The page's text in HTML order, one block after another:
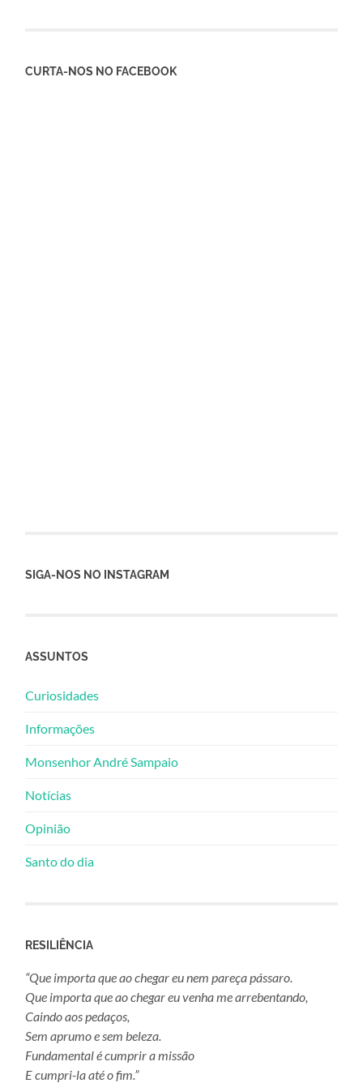
CURTA-NOS NO FACEBOOK
SIGA-NOS NO INSTAGRAM
ASSUNTOS
Curiosidades
Informações
Monsenhor André Sampaio
Notícias
Opinião
Santo do dia
RESILIÊNCIA
“Que importa que ao chegar eu nem pareça pássaro.
Que importa que ao chegar eu venha me arrebentando,
Caindo aos pedaços,
Sem aprumo e sem beleza.
Fundamental é cumprir a missão
E cumpri-la até o fim.”